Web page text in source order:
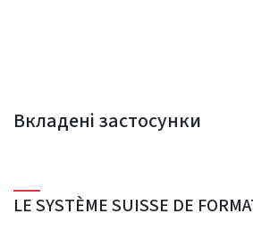
Вкладені застосунки
LE SYSTÈME SUISSE DE